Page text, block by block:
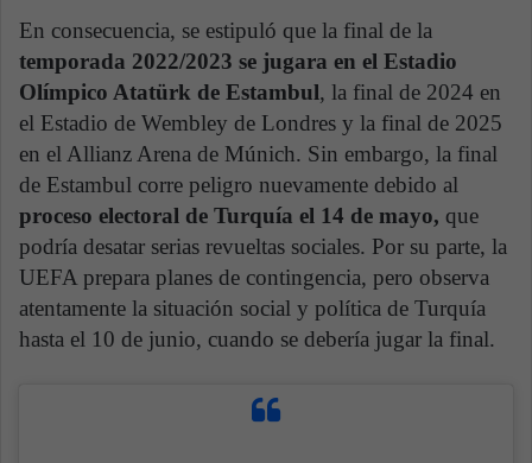
En consecuencia, se estipuló que la final de la
temporada 2022/2023 se jugara en el Estadio
Olímpico Atatürk de Estambul, la final de 2024 en
el Estadio de Wembley de Londres y la final de 2025
en el Allianz Arena de Múnich. Sin embargo, la final
de Estambul corre peligro nuevamente debido al
proceso electoral de Turquía el 14 de mayo, que
podría desatar serias revueltas sociales. Por su parte, la
UEFA prepara planes de contingencia, pero observa
atentamente la situación social y política de Turquía
hasta el 10 de junio, cuando se debería jugar la final.